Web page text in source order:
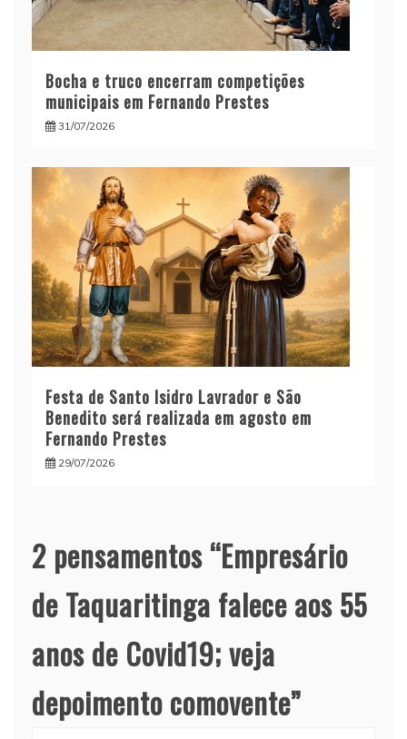
Bocha e truco encerram competições
municipais em Fernando Prestes
31/07/2026
Festa de Santo Isidro Lavrador e São
Benedito será realizada em agosto em
Fernando Prestes
29/07/2026
2 pensamentos “Empresário
de Taquaritinga falece aos 55
anos de Covid19; veja
depoimento comovente”